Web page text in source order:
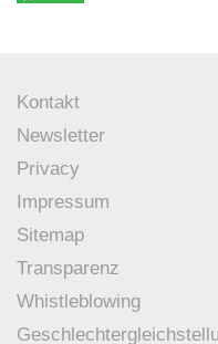
Kontakt
Newsletter
Privacy
Impressum
Sitemap
Transparenz
Whistleblowing